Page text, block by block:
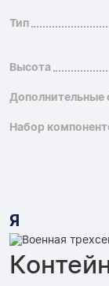
Тип
Высота
Дополнительные
Набор
Я